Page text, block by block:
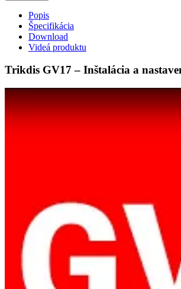
Popis
Špecifikácia
Download
Videá produktu
Trikdis GV17 – Inštalácia a